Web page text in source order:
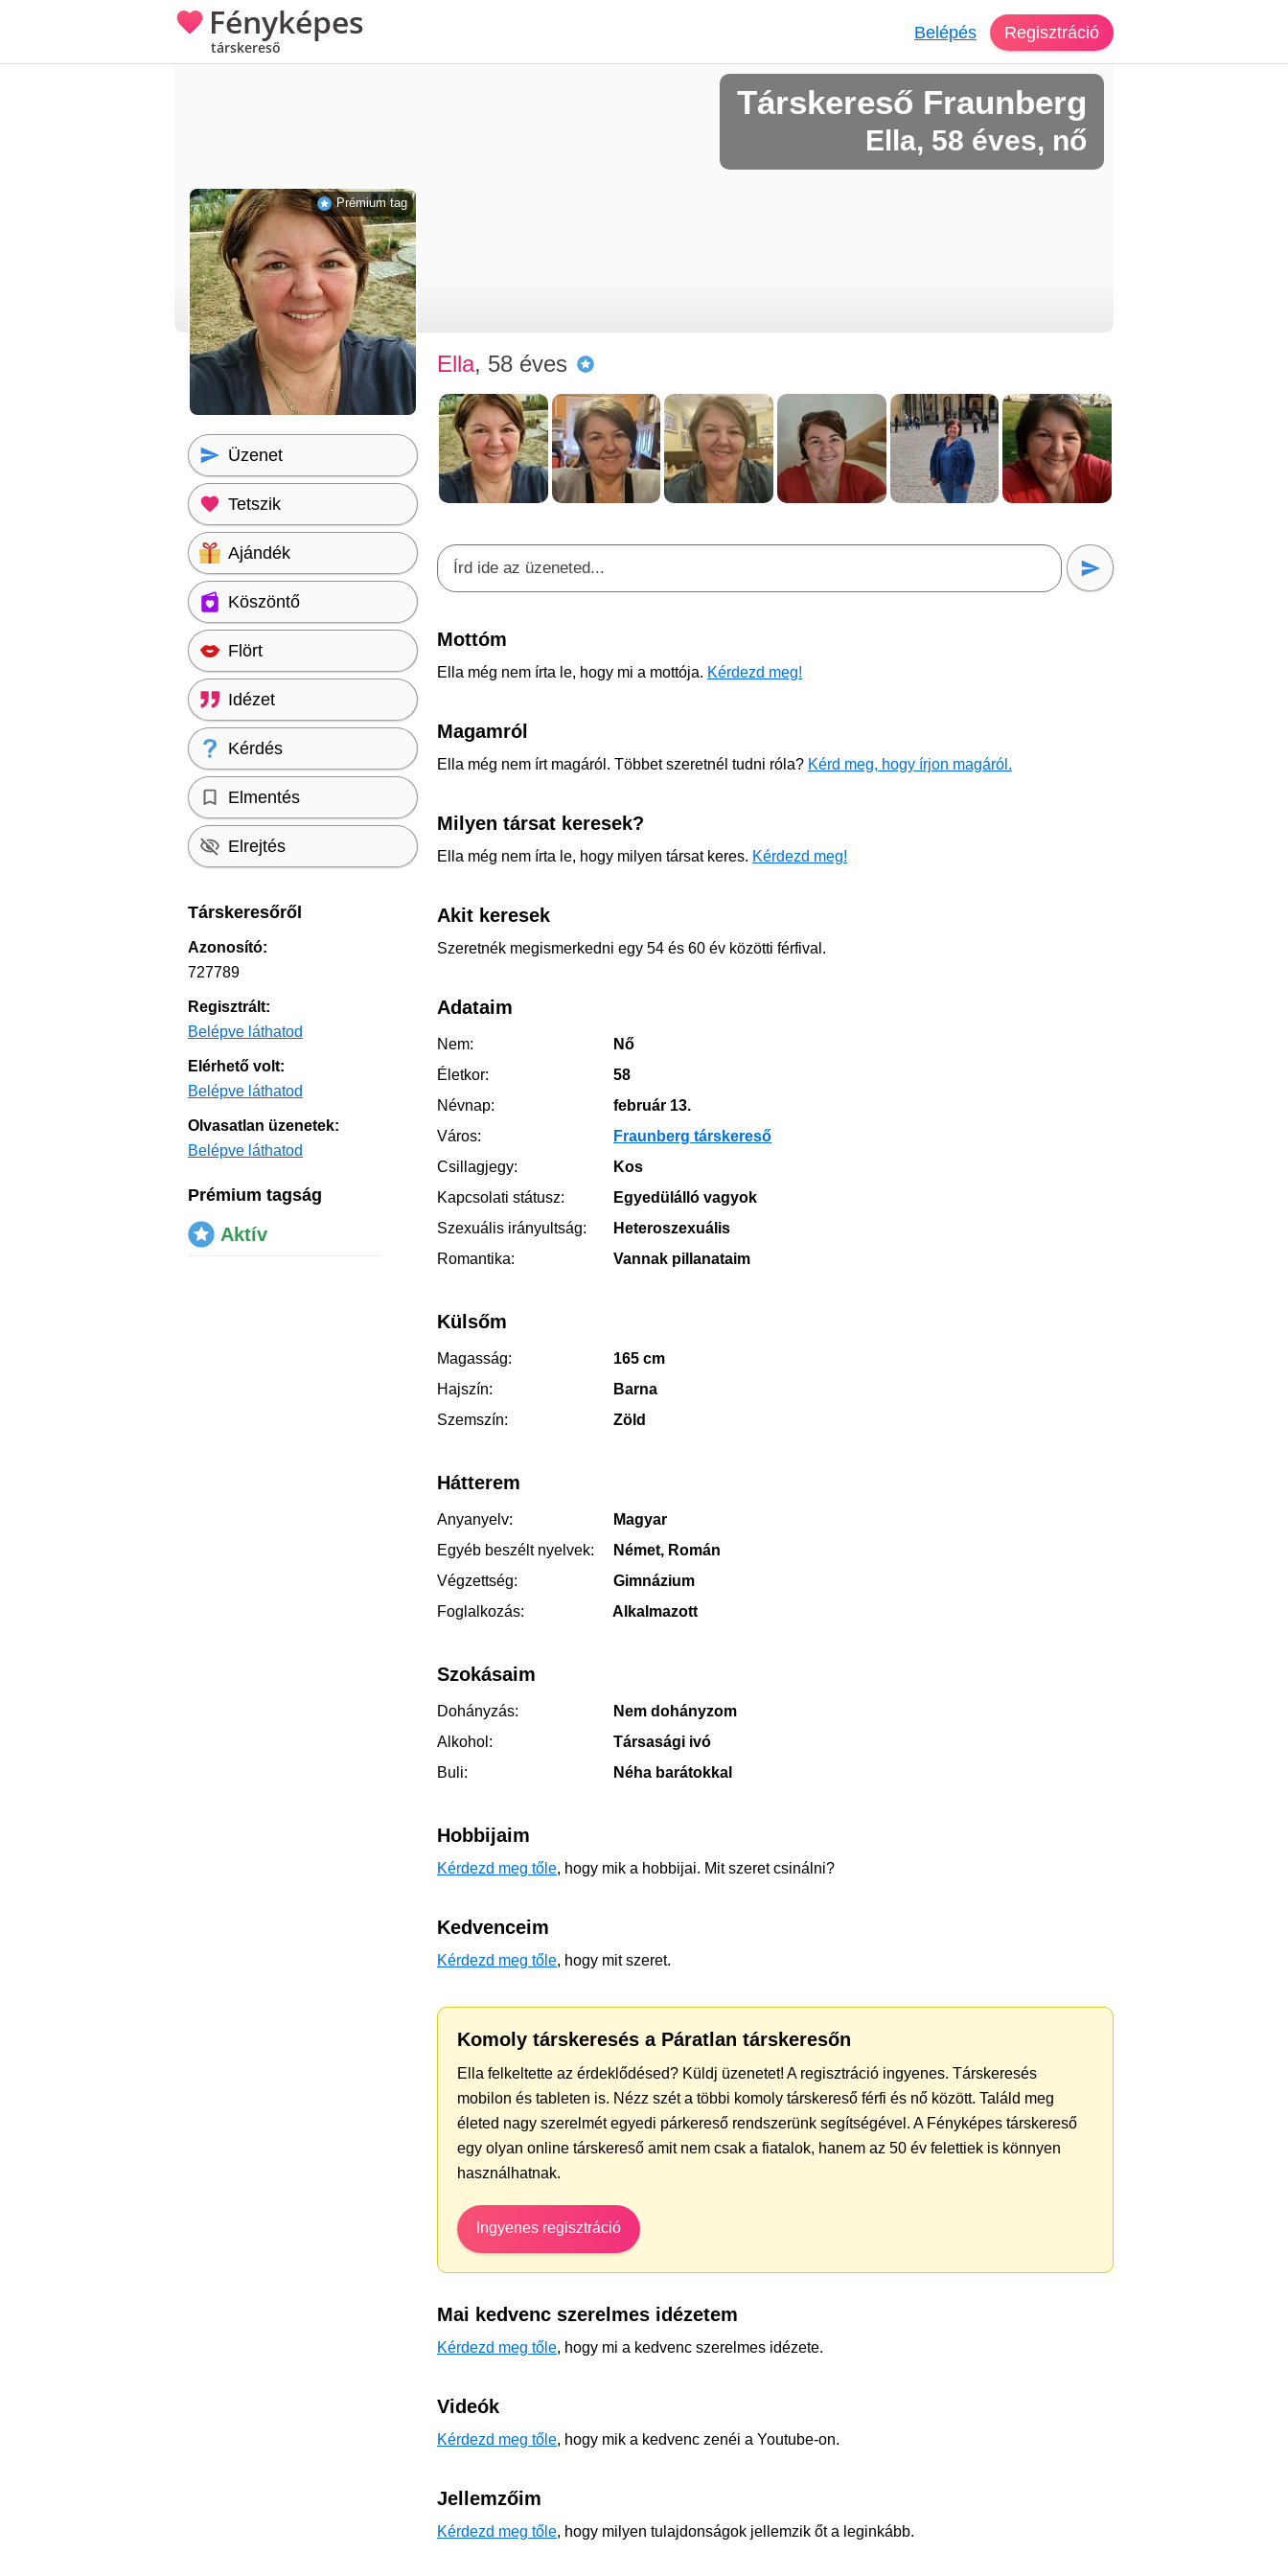
Fényképes
társkereső
Belépés Regisztráció
Társkereső Fraunberg
Ella, 58 éves, nő
Ella, 58 éves
Mottóm
Ella még nem írta le, hogy mi a mottója. Kérdezd meg!
Magamról
Ella még nem írt magáról. Többet szeretnél tudni róla? Kérd meg, hogy írjon magáról.
Milyen társat keresek?
Ella még nem írta le, hogy milyen társat keres. Kérdezd meg!
Akit keresek
Szeretnék megismerkedni egy 54 és 60 év közötti férfival.
Adataim
Nem:
Nő
Életkor:
58
Névnap:
február 13.
Város:
Fraunberg társkereső
Csillagjegy:
Kos
Kapcsolati státusz:
Egyedülálló vagyok
Szexuális irányultság:
Heteroszexuális
Romantika:
Vannak pillanataim
Külsőm
Magasság:
165 cm
Hajszín:
Barna
Szemszín:
Zöld
Hátterem
Anyanyelv:
Magyar
Egyéb beszélt nyelvek:
Német, Román
Végzettség:
Gimnázium
Foglalkozás:
Alkalmazott
Szokásaim
Dohányzás:
Nem dohányzom
Alkohol:
Társasági ivó
Buli:
Néha barátokkal
Hobbijaim
Kérdezd meg tőle, hogy mik a hobbijai. Mit szeret csinálni?
Kedvenceim
Kérdezd meg tőle, hogy mit szeret.
Komoly társkeresés a Páratlan társkeresőn
Ella felkeltette az érdeklődésed? Küldj üzenetet! A regisztráció ingyenes. Társkeresés
mobilon és tableten is. Nézz szét a többi komoly társkereső férfi és nő között. Találd meg
életed nagy szerelmét egyedi párkereső rendszerünk segítségével. A Fényképes társkereső
egy olyan online társkereső amit nem csak a fiatalok, hanem az 50 év felettiek is könnyen
használhatnak.
Ingyenes regisztráció
Mai kedvenc szerelmes idézetem
Kérdezd meg tőle, hogy mi a kedvenc szerelmes idézete.
Videók
Kérdezd meg tőle, hogy mik a kedvenc zenéi a Youtube-on.
Jellemzőim
Kérdezd meg tőle, hogy milyen tulajdonságok jellemzik őt a leginkább.
Prémium tag
Üzenet
Tetszik
Ajándék
Köszöntő
Flört
Idézet
Kérdés
Elmentés
Elrejtés
Társkeresőről
Azonosító:
727789
Regisztrált:
Belépve láthatod
Elérhető volt:
Belépve láthatod
Olvasatlan üzenetek:
Belépve láthatod
Prémium tagság
Aktív